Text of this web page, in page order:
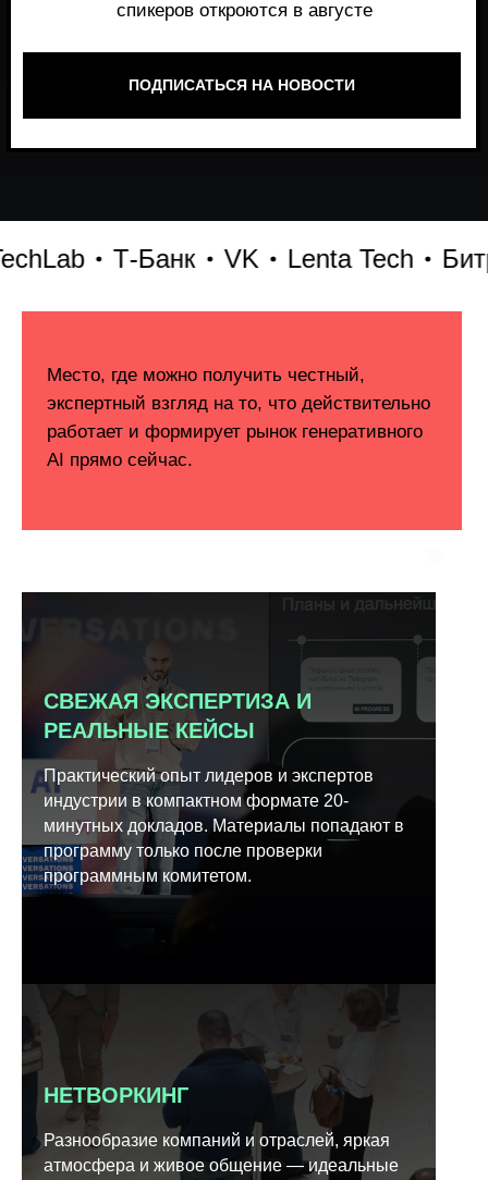
Т-Банк VK Lenta Tech
Место, где можно получить честный,
работает и формирует рынок генеративного
СВЕЖАЯ ЭКСПЕРТИЗА И
РЕАЛЬНЫЕ КЕЙСЫ
Практический опыт лидеров и экспертов
индустрии в компактном формате 20-
минутных докладов. Материалы попадают в
программу только после проверки
программным комитетом.
НЕТВОРКИНГ
Разнообразие компаний и отраслей, яркая
атмосфера и живое общение — идеальные